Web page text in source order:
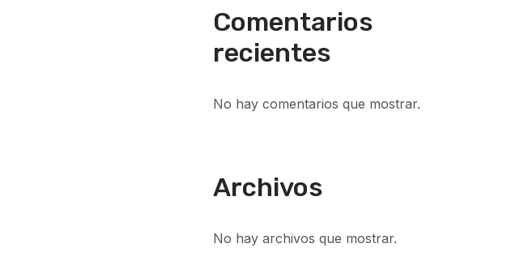
Comentarios
recientes
No hay comentarios que mostrar.
Archivos
No hay archivos que mostrar.